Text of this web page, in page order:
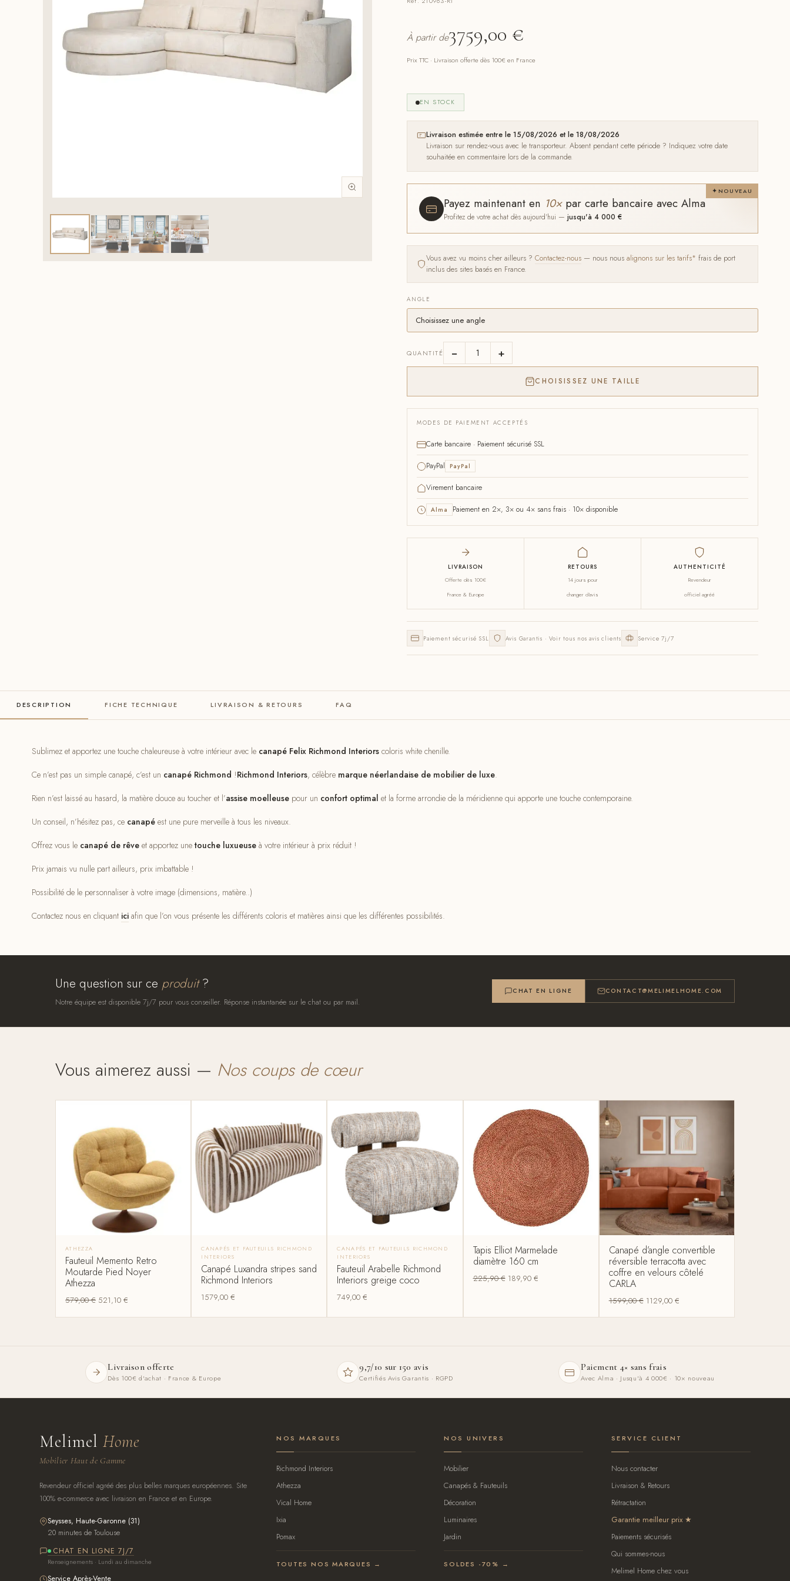
À partir de3759,00 €
Prix TTC · Livraison offerte dès 100€ en France
EN STOCK
Livraison estimée entre le 15/08/2026 et le 18/08/2026
Livraison sur rendez-vous avec le transporteur. Absent pendant cette période ? Indiquez votre date
souhaitée en commentaire lors de la commande.
NOUVEAU
Payez maintenant en 10×par carte bancaire avec Alma
Profitez de votre achat dès aujourd'hui — jusqu'à 4 000 €
Vous avez vu moins cher ailleurs ? Contactez-nous — nous nous alignons sur les tarifs* frais de port
inclus des sites basés en France.
ANGLE
QUANTITÉ − +
CHOISISSEZ UNE TAILLE
MODES DE PAIEMENT ACCEPTÉS
Carte bancaire · Paiement sécurisé SSL
PayPal PayPal
Virement bancaire
Alma Paiement en 2×, 3× ou 4× sans frais · 10× disponible
LIVRAISON
Offerte dès 100€
France & Europe
RETOURS
14 jours pour
changer d'avis
AUTHENTICITÉ
Revendeur
officiel agréé
Paiement sécurisé SSL Avis Garantis · Voir tous nos avis clients Service 7j/7
DESCRIPTION FICHE TECHNIQUE LIVRAISON & RETOURS FAQ
Sublimez et apportez une touche chaleureuse à votre intérieur avec le canapé Felix Richmond Interiorscoloris white chenille.
Ce n’est pas un simple canapé, c’est un canapé Richmond !Richmond Interiors, célèbre marque néerlandaise de mobilier de luxe.
Rien n’est laissé au hasard, la matière douce au toucher et l’assise moelleusepour un confort optimal et la forme arrondie de la méridienne qui apporte une touche contemporaine.
Un conseil, n’hésitez pas, ce canapéest une pure merveille à tous les niveaux.
Offrez vous le canapé de rêveet apportez une touche luxueuseà votre intérieur à prix réduit !
Prix jamais vu nulle part ailleurs, prix imbattable !
Possibilité de le personnaliser à votre image (dimensions, matière..)
Contactez nous en cliquant iciafin que l’on vous présente les différents coloris et matières ainsi que les différentes possibilités.
Une question sur ce produit?
Notre équipe est disponible 7j/7 pour vous conseiller. Réponse instantanée sur le chat ou par mail.
CHAT EN LIGNE CONTACT@MELIMELHOME.COM
Vous aimerez aussi — Nos coups de cœur
ATHEZZA
Fauteuil Memento Retro
Moutarde Pied Noyer
Athezza
579,00€ 521,10€
CANAPÉS ET FAUTEUILS RICHMOND
INTERIORS
Canapé Luxandra stripes sand
Richmond Interiors
1579,00€
CANAPÉS ET FAUTEUILS RICHMOND
INTERIORS
Fauteuil Arabelle Richmond
Interiors greige coco
749,00€
Tapis Elliot Marmelade
diamètre 160 cm
225,90€ 189,90 €
Canapé d’angle convertible
réversible terracotta avec
coffre en velours côtelé
CARLA
1599,00€ 1129,00 €
Livraison offerte
Dès 100€ d'achat · France & Europe
9,7/10 sur 150 avis
Certifiés Avis Garantis · RGPD
Paiement 4× sans frais
Avec Alma · Jusqu'à 4 000€ · 10× nouveau
MelimelHome
Mobilier Haut de Gamme
Revendeur officiel agréé des plus belles marques européennes. Site
100% e-commerce avec livraison en France et en Europe.
Seysses, Haute-Garonne (31)
20 minutes de Toulouse
CHAT EN LIGNE 7J/7
Renseignements · Lundi au dimanche
Service Après-Vente
NOS MARQUES
Richmond Interiors
Athezza
Vical Home
Ixia
Pomax
TOUTES NOS MARQUES →
NOS UNIVERS
Mobilier
Canapés & Fauteuils
Décoration
Luminaires
Jardin
SOLDES -70% →
SERVICE CLIENT
Nous contacter
Livraison & Retours
Rétractation
Garantie meilleur prix
Paiements sécurisés
Qui sommes-nous
Melimel Home chez vous